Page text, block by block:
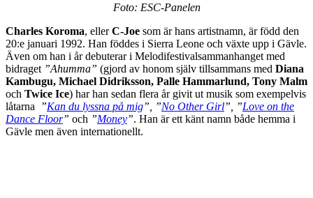
Foto: ESC-Panelen
Charles Koroma, ellerC-Joe som är hans artistnamn, är född den
20:e januari 1992. Han föddes i Sierra Leone och växte upp i Gävle.
Även om han i år debuterar i Melodifestivalsammanhanget med
bidraget ”Ahumma” (gjord av honom själv tillsammans med Diana
Kambugu, Michael Didriksson, Palle Hammarlund, Tony Malm
och Twice Ice) har han sedan flera år givit ut musik som exempelvis
låtarna
”Kan du lyssna på mig”, ”No Other Girl”, ”Love on the
Dance Floor” och ”Money”. Han är ett känt namn både hemma i
Gävle men även internationellt.